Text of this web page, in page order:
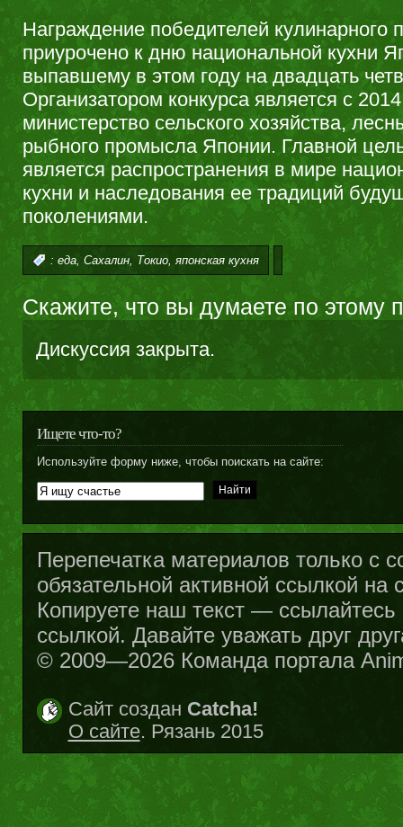
Награждение победителей кулинарного
приурочено к дню национальной кухни
выпавшему в этом году на двадцать
Организатором конкурса является с
министерство сельского хозяйства,
рыбного промысла Японии. Главной
является распространения в мире
кухни и наследования ее традиций
поколениями.
: еда, Сахалин, Токио, японская кухня
Скажите, что вы думаете по этому
Дискуссия закрыта.
Ищете что-то?
Используйте форму ниже, чтобы поискать на сайте:
Перепечатка материалов только с
обязательной активной ссылкой на
Копируете наш текст —
ссылкой. Давайте уважать друг
© 2009—2026 Команда портала
Сайт создан Catcha!
О сайте. Рязань 2015